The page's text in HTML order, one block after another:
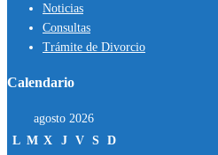
Noticias
Consultas
Trámite de Divorcio
Calendario
agosto 2026
L M X J V S D